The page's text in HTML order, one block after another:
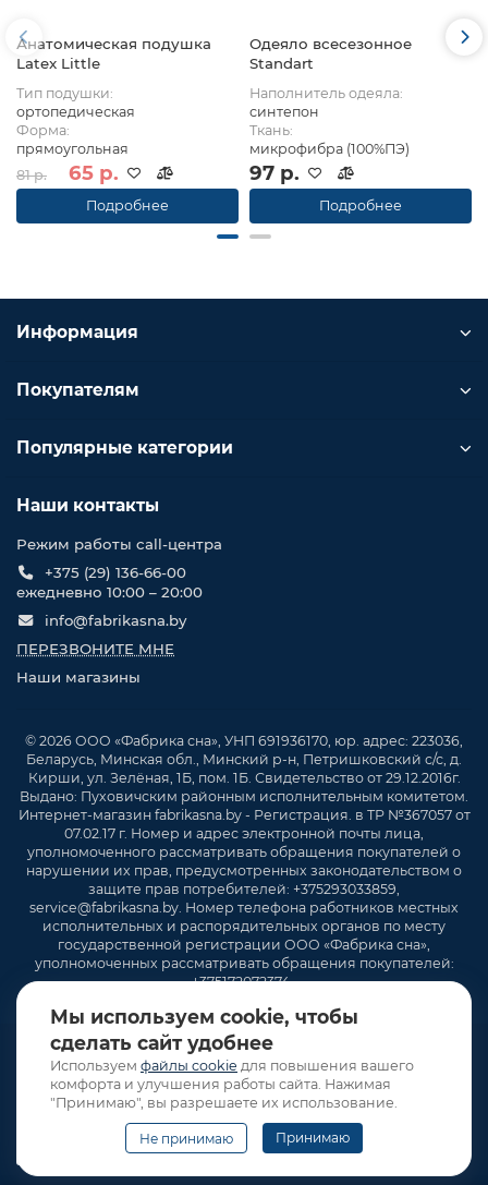
Анатомическая подушка
Latex Little
Тип подушки:
ортопедическая
Форма:
прямоугольная
81 р.
65 р.
Подробнее
Одеяло всесезонное
Standart
Наполнитель одеяла:
синтепон
Ткань:
микрофибра (100%ПЭ)
97 р.
Подробнее
Мы используем cookie, чтобы
сделать сайт удобнее
Используем файлы cookie для повышения вашего
комфорта и улучшения работы сайта. Нажимая
"Принимаю", вы разрешаете их использование.
Не принимаю Принимаю
Информация
Покупателям
Популярные категории
Наши контакты
Режим работы call-центра
+375 (29) 136-66-00
ежедневно 10:00 – 20:00
info@fabrikasna.by
ПЕРЕЗВОНИТЕ МНЕ
Наши магазины
© 2026 ООО «Фабрика сна», УНП 691936170, юр. адрес: 223036,
Беларусь, Минская обл., Минский р-н, Петришковский с/с, д.
Кирши, ул. Зелёная, 1Б, пом. 1Б. Свидетельство от 29.12.2016г.
Выдано: Пуховичским районным исполнительным комитетом.
Интернет-магазин fabrikasna.by - Регистрация. в ТР №367057 от
07.02.17 г. Номер и адрес электронной почты лица,
уполномоченного рассматривать обращения покупателей о
нарушении их прав, предусмотренных законодательством о
защите прав потребителей: +375293033859,
service@fabrikasna.by. Номер телефона работников местных
исполнительных и распорядительных органов по месту
государственной регистрации ООО «Фабрика сна»,
уполномоченных рассматривать обращения покупателей:
+375172072374 .